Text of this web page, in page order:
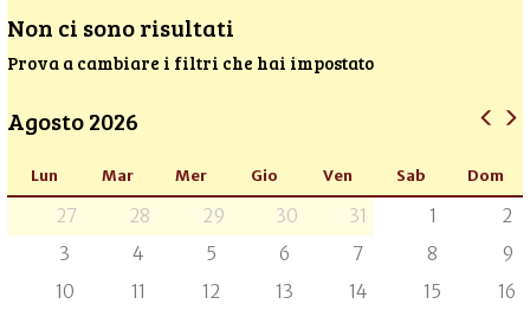
Non ci sono risultati
Prova a cambiare i filtri che hai impostato
Agosto 2026
Lun Mar Mer Gio Ven Sab Dom
27 28 29 30 31 1
2
3
4 5 6 7 8
9
10
11 12 13 14 15
16